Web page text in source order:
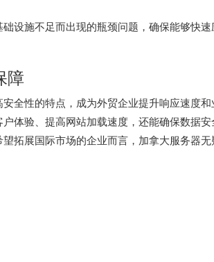
设施不足而出现的瓶颈问题，确保能够快速
障
全性的特点，成为外贸企业提升响应速度和
体验、提高网站加载速度，还能确保数据安
拓展国际市场的企业而言，加拿大服务器无